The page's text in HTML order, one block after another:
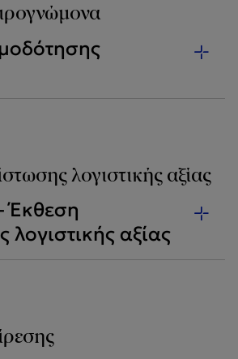
λογιστικής αξίας
Έκθεση
λογιστικής αξίας